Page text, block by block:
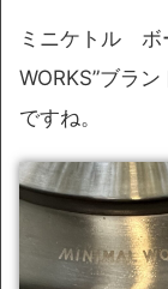
ミニケトル ボ
WORKS”ブラ
ですね。